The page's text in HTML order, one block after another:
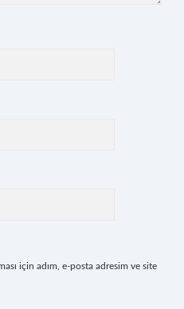
için adım, e-posta adresim ve site